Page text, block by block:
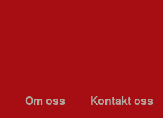
Om oss Kon­takt oss